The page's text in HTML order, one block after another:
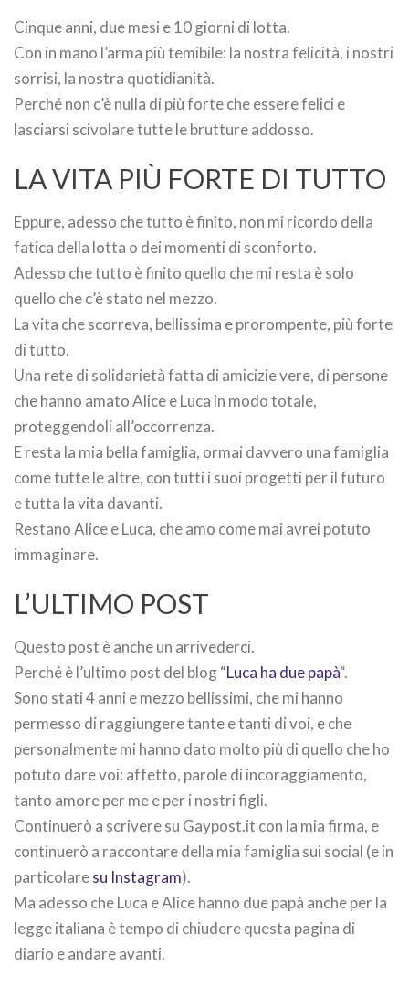
Cinque anni, due mesi e 10 giorni di lotta.
Con in mano l’arma più temibile: la nostra felicità, i nostri
sorrisi, la nostra quotidianità.
Perché non c’è nulla di più forte che essere felici e
lasciarsi scivolare tutte le brutture addosso.
LA VITA PIÙ FORTE DI TUTTO
Eppure, adesso che tutto è finito, non mi ricordo della
fatica della lotta o dei momenti di sconforto.
Adesso che tutto è finito quello che mi resta è solo
quello che c’è stato nel mezzo.
La vita che scorreva, bellissima e prorompente, più forte
di tutto.
Una rete di solidarietà fatta di amicizie vere, di persone
che hanno amato Alice e Luca in modo totale,
proteggendoli all’occorrenza.
E resta la mia bella famiglia, ormai davvero una famiglia
come tutte le altre, con tutti i suoi progetti per il futuro
e tutta la vita davanti.
Restano Alice e Luca, che amo come mai avrei potuto
immaginare.
L’ULTIMO POST
Questo post è anche un arrivederci.
Perché è l’ultimo post del blog “Luca ha due papà“.
Sono stati 4 anni e mezzo bellissimi, che mi hanno
permesso di raggiungere tante e tanti di voi, e che
personalmente mi hanno dato molto più di quello che ho
potuto dare voi: affetto, parole di incoraggiamento,
tanto amore per me e per i nostri figli.
Continuerò a scrivere su Gaypost.it con la mia firma, e
continuerò a raccontare della mia famiglia sui social (e in
particolaresu Instagram).
Ma adesso che Luca e Alice hanno due papà anche per la
legge italiana è tempo di chiudere questa pagina di
diario e andare avanti.